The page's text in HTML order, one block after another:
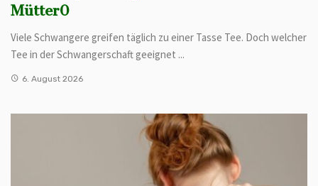
Mütter0
Viele Schwangere greifen täglich zu einer Tasse Tee. Doch welcher
Tee in der Schwangerschaft geeignet ...
6. August 2026